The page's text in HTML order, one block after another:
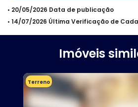
• 20/05/2026 Data de publicação
• 14/07/2026 Última Verificação de
Imóveis
Terreno